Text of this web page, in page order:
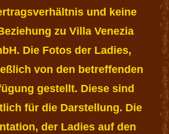
und keine
zu Villa Venezia
Die Fotos der Ladies,
von den betreffenden
gestellt. Diese sind
für die Darstellung. Die
der Ladies auf den